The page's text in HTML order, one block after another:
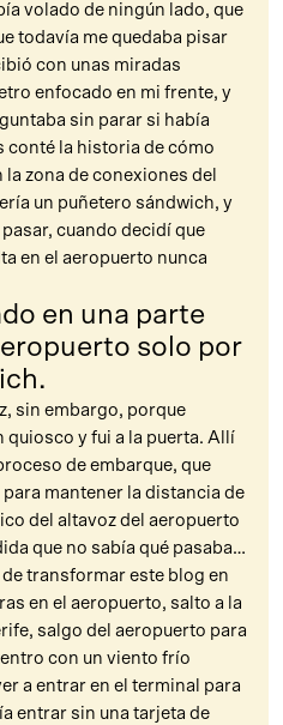
volado de ningún lado, que
todavía me quedaba pisar
con unas miradas
enfocado en mi frente, y
sin parar si había
conté la historia de cómo
zona de conexiones del
un puñetero sándwich, y
cuando decidí que
en el aeropuerto nunca
en una parte
solo por
sin embargo, porque
y fui a la puerta. Allí
de embarque, que
mantener la distancia de
del altavoz del aeropuerto
que no sabía qué pasaba…
transformar este blog en
en el aeropuerto, salto a la
salgo del aeropuerto para
con un viento frío
a entrar en el terminal para
entrar sin una tarjeta de